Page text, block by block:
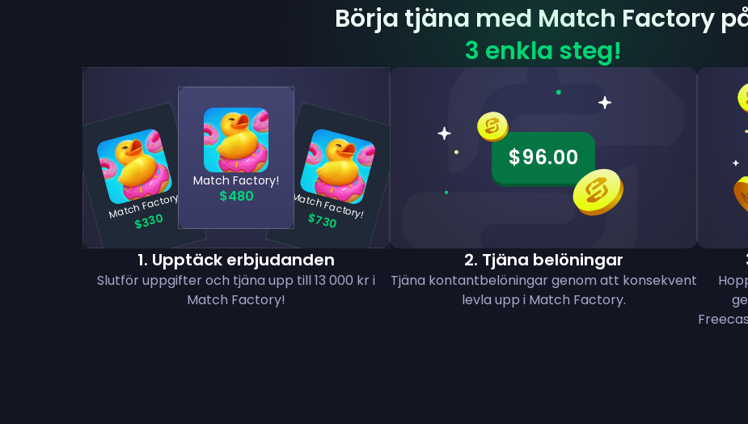
Börja tjäna med Match Factory
3 enkla steg!
Match Factory!
$330
Match Factory!
$480 Match Factory!
$730
1. Upptäck erbjudanden
Slutför uppgifter och tjäna upp till 13 000 kr i
Match Factory!
$96.00
2. Tjäna belöningar
Tjäna kontantbelöningar genom att konsekvent
levla upp i Match Factory.